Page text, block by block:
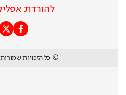
להורדת
© כל הזכויות שמורות